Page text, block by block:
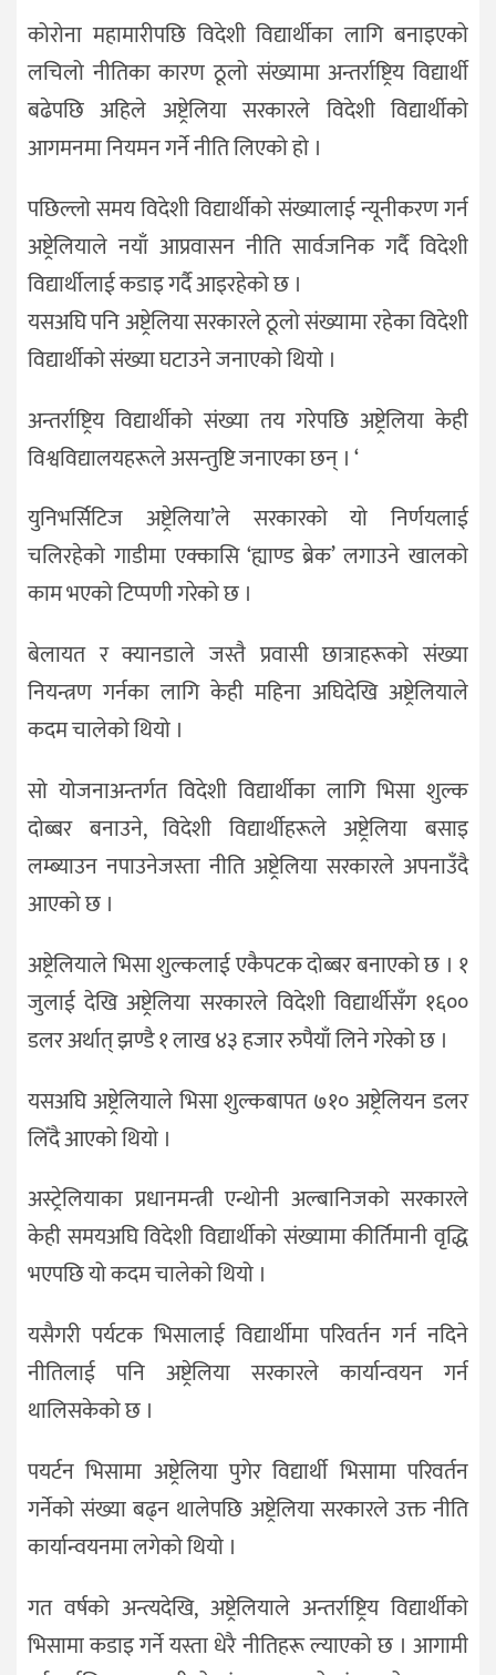
कोरोना महामारीपछि विदेशी विद्यार्थीका लागि बनाइएको
लचिलो नीतिका कारण ठूलो संख्यामा अन्तर्राष्ट्रिय विद्यार्थी
बढेपछि अहिले अष्ट्रेलिया सरकारले विदेशी विद्यार्थीको
आगमनमा नियमन गर्ने नीति लिएको हो ।
पछिल्लो समय विदेशी विद्यार्थीको संख्यालाई न्यूनीकरण गर्न
अष्ट्रेलियाले नयाँ आप्रवासन नीति सार्वजनिक गर्दै विदेशी
विद्यार्थीलाई कडाइ गर्दै आइरहेको छ ।
यसअघि पनि अष्ट्रेलिया सरकारले ठूलो संख्यामा रहेका विदेशी
विद्यार्थीको संख्या घटाउने जनाएको थियो ।
अन्तर्राष्ट्रिय विद्यार्थीको संख्या तय गरेपछि अष्ट्रेलिया केही
विश्वविद्यालयहरूले असन्तुष्टि जनाएका छन् । ‘
युनिभर्सिटिज अष्ट्रेलिया’ले सरकारको यो निर्णयलाई
चलिरहेको गाडीमा एक्कासि ‘ह्याण्ड ब्रेक’ लगाउने खालको
काम भएको टिप्पणी गरेको छ ।
बेलायत र क्यानडाले जस्तै प्रवासी छात्राहरूको संख्या
नियन्त्रण गर्नका लागि केही महिना अघिदेखि अष्ट्रेलियाले
कदम चालेको थियो ।
सो योजनाअन्तर्गत विदेशी विद्यार्थीका लागि भिसा शुल्क
दोब्बर बनाउने, विदेशी विद्यार्थीहरूले अष्ट्रेलिया बसाइ
लम्ब्याउन नपाउनेजस्ता नीति अष्ट्रेलिया सरकारले अपनाउँदै
आएको छ ।
अष्ट्रेलियाले भिसा शुल्कलाई एकैपटक दोब्बर बनाएको छ । १
जुलाई देखि अष्ट्रेलिया सरकारले विदेशी विद्यार्थीसँग १६००
डलर अर्थात् झण्डै १ लाख ४३ हजार रुपैयाँ लिने गरेको छ ।
यसअघि अष्ट्रेलियाले भिसा शुल्कबापत ७१० अष्ट्रेलियन डलर
लिँदै आएको थियो ।
अस्ट्रेलियाका प्रधानमन्त्री एन्थोनी अल्बानिजको सरकारले
केही समयअघि विदेशी विद्यार्थीको संख्यामा कीर्तिमानी वृद्धि
भएपछि यो कदम चालेको थियो ।
यसैगरी पर्यटक भिसालाई विद्यार्थीमा परिवर्तन गर्न नदिने
नीतिलाई पनि अष्ट्रेलिया सरकारले कार्यान्वयन गर्न
थालिसकेको छ ।
पयर्टन भिसामा अष्ट्रेलिया पुगेर विद्यार्थी भिसामा परिवर्तन
गर्नेको संख्या बढ्न थालेपछि अष्ट्रेलिया सरकारले उक्त नीति
कार्यान्वयनमा लगेको थियो ।
गत वर्षको अन्त्यदेखि, अष्ट्रेलियाले अन्तर्राष्ट्रिय विद्यार्थीको
भिसामा कडाइ गर्ने यस्ता धेरै नीतिहरू ल्याएको छ । आगामी